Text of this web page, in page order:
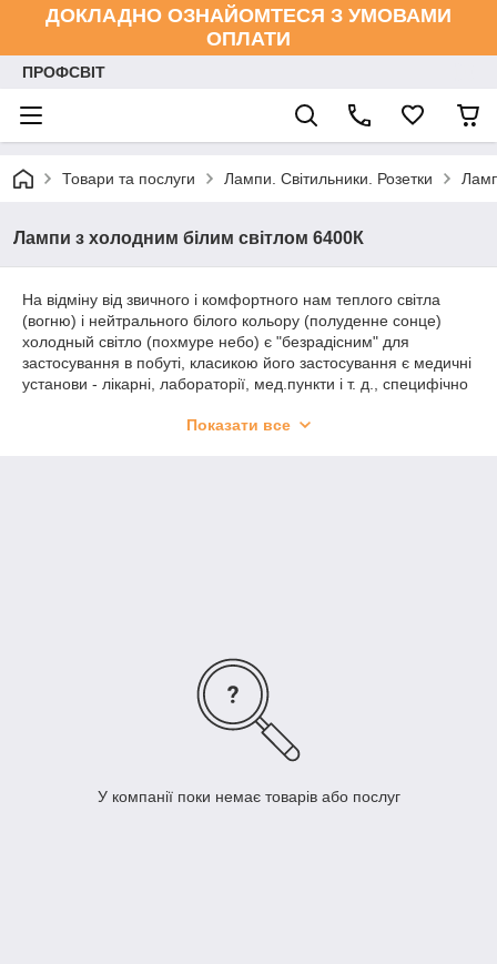
ДОКЛАДНО ОЗНАЙОМТЕСЯ З УМОВАМИ
ОПЛАТИ
ПРОФСВІТ
Товари та послуги Лампи. Світильники. Розетки
Лампи з холодним білим світлом 6400К
На відміну від звичного і комфортного нам теплого світла
(вогню) і нейтрального білого кольору (полуденне сонце)
холодный світло (похмуре небо) є "безрадісним" для
застосування в побуті, класикою його застосування є медичні
установи - лікарні, лабораторії, мед.пункти і т. д., специфічно
любителям такого освітлення.
Показати все
У компанії поки немає товарів або послуг